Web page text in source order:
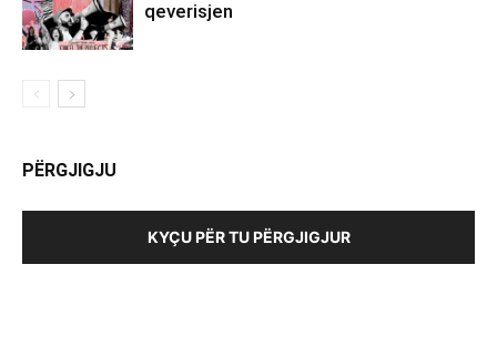
qeverisjen
PËRGJIGJU
KYÇU PËR TU PËRGJIGJUR